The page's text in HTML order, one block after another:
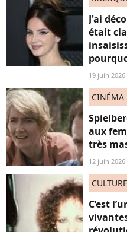
J'ai
était
19 juin 2026
CINÉMA
aux
très
12 juin 2026
CULTURE
C’est